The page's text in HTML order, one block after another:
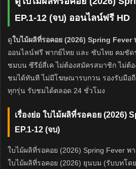
EP.1-12 (จบ) ออนไลน์ฟรี HD
ดูใบไม้ผลิที่รอคอย (2026) Spring Fever
ออนไลน์ฟรี พากย์ไทย และ ซับไทย คมชัด
ชมบน ซีรีย์สี่เค ไม่ต้องสมัครสมาชิก ไม่ต้อ
ชมได้ทันที ไม่มีโฆษณารบกวน รองรับมือ
ทุกรุ่น รับชมได้ตลอด 24 ชั่วโมง
เรื่องย่อ ใบไม้ผลิที่รอคอย (2026)
EP.1-12 (จบ)
ใบไม้ผลิที่รอคอย (2026) Spring Fever พ
ใบไม้ผลิที่รอคอย (2026) ยุนบม (รับบทโด